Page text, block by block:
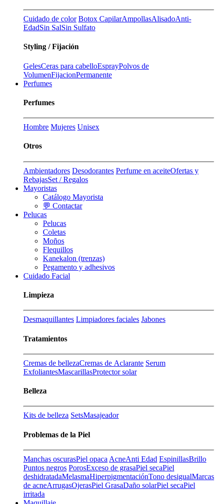
Cuidado de color Botox CapilarAmpollasAlisadoAnti-
EdadSin SalSin Sulfato
Styling / Fijación
GelesCeras para cabelloEsprayPolvos de
VolumenFijacionPermanente
Perfumes
Perfumes
Hombre Mujeres Unisex
Otros
Ambientadores Desodorantes Perfume en aceiteOfertas y
RebajasSet / Regalos
Mayoristas
Catálogo Mayorista
💬 Contactar
Pelucas
Pelucas
Coletas
Moños
Flequillos
Kanekalon (trenzas)
Pegamento y adhesivos
Cuidado Facial
Limpieza
Desmaquillantes Limpiadores faciales Jabones
Tratamientos
Cremas de bellezaCremas de Aclarante Serum
ExfoliantesMascarillasProtector solar
Belleza
Kits de belleza SetsMasajeador
Problemas de la Piel
Manchas oscurasPiel opaca AcneAnti Edad EspinillasBrillo
Puntos negros PorosExceso de grasaPiel secaPiel
deshidratadaMelasmaHiperpigmentaciónTono desigualMarcas
de acneArrugasOjerasPiel GrasaDaño solarPiel secaPiel
irritada